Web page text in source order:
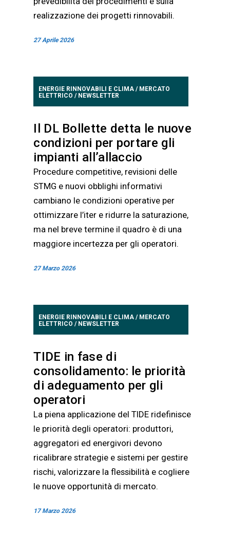
realizzazione dei progetti rinnovabili.
27 Aprile 2026
ENERGIE RINNOVABILI E CLIMA / MERCATO
ELETTRICO / NEWSLETTER
Il DL Bollette detta le nuove
condizioni per portare gli
impianti all’allaccio
Procedure competitive, revisioni delle
STMG e nuovi obblighi informativi
cambiano le condizioni operative per
ottimizzare l’iter e ridurre la saturazione,
ma nel breve termine il quadro è di una
maggiore incertezza per gli operatori.
27 Marzo 2026
ENERGIE RINNOVABILI E CLIMA / MERCATO
ELETTRICO / NEWSLETTER
TIDE in fase di
consolidamento: le priorità
di adeguamento per gli
operatori
La piena applicazione del TIDE ridefinisce
le priorità degli operatori: produttori,
aggregatori ed energivori devono
ricalibrare strategie e sistemi per gestire
rischi, valorizzare la flessibilità e cogliere
le nuove opportunità di mercato.
17 Marzo 2026